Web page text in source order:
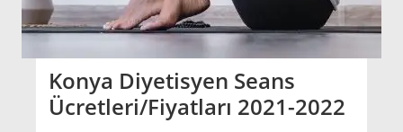
Konya Diyetisyen Seans
Ücretleri/Fiyatları 2021-2022